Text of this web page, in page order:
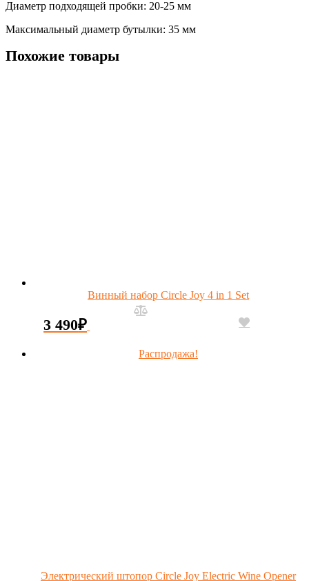
Диаметр подходящей пробки: 20-25 мм
Максимальный диаметр бутылки: 35 мм
Похожие товары
Винный набор Circle Joy 4 in 1 Set
3 490₽
Распродажа!
Электрический штопор Circle Joy Electric Wine Opener